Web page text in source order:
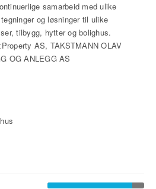
samarbeid med ulike
og løsninger til ulike
tilbygg, hytter og bolighus.
AS, TAKSTMANN OLAV
OG ANLEGG AS